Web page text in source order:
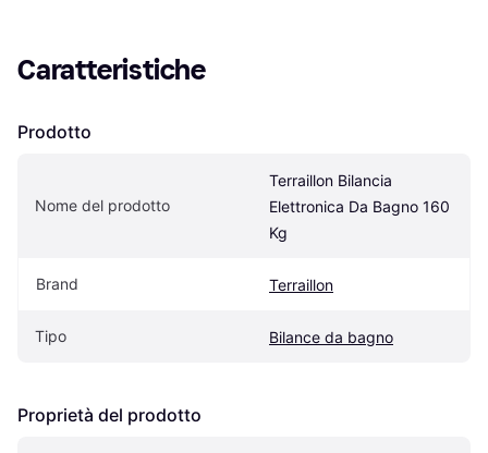
Caratteristiche
Prodotto
Nome del prodotto
Terraillon Bilancia
Elettronica Da Bagno 160
Kg
Brand Terraillon
Tipo Bilance da bagno
Proprietà del prodotto